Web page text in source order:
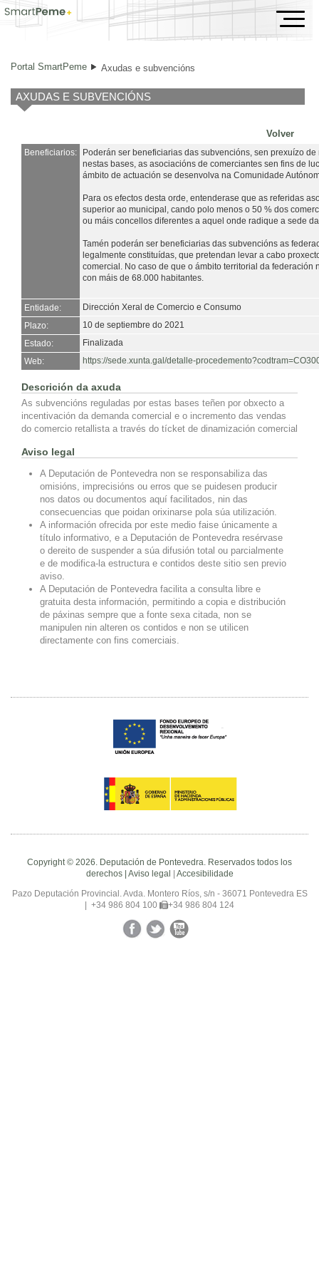
Axudas e subvencións
Portal SmartPeme Axudas e subvencións
AXUDAS E SUBVENCIÓNS
Volver
Beneficiarios:
Poderán ser beneficiarias das subvencións, sen prexuízo
nestas bases, as asociacións de comerciantes sen fins de
ámbito de actuación se desenvolva na Comunidade
Para os efectos desta orde, entenderase que as referidas
superior ao municipal, cando polo menos o 50 % dos
ou máis concellos diferentes a aquel onde radique a sede
Tamén poderán ser beneficiarias das subvencións as
legalmente constituídas, que pretendan levar a cabo
comercial. No caso de que o ámbito territorial da federación
con máis de 68.000 habitantes.
Entidade:
Dirección Xeral de Comercio e Consumo
Plazo:
10 de septiembre do 2021
Estado:
Finalizada
Web:
https://sede.xunta.gal/detalle-
Descrición da axuda
As subvencións reguladas por estas bases teñen por obxecto a
incentivación da demanda comercial e o incremento das vendas
do comercio retallista a través do tícket de dinamización comercial
Aviso legal
A Deputación de Pontevedra non se responsabiliza das
omisións, imprecisións ou erros que se puidesen producir
nos datos ou documentos aquí facilitados, nin das
consecuencias que poidan orixinarse pola súa utilización.
A información ofrecida por este medio faise únicamente a
título informativo, e a Deputación de Pontevedra resérvase
o dereito de suspender a súa difusión total ou parcialmente
e de modifica-la estructura e contidos deste sitio sen previo
aviso.
A Deputación de Pontevedra facilita a consulta libre e
gratuita desta información, permitindo a copia e distribución
de páxinas sempre que a fonte sexa citada, non se
manipulen nin alteren os contidos e non se utilicen
directamente con fins comerciais.
Copyright © 2026. Deputación de Pontevedra. Reservados todos los
derechos | Aviso legal | Accesibilidade
Pazo Deputación Provincial. Avda. Montero Ríos, s/n - 36071 Pontevedra ES
| +34 986 804 100
+34 986 804 124
FacebookTwitterYouTube